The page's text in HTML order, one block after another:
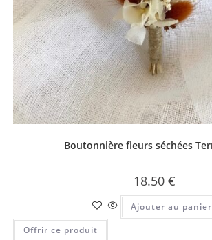
Boutonnière fleurs séchées
18.50 €
Ajouter au panier
Offrir ce produit